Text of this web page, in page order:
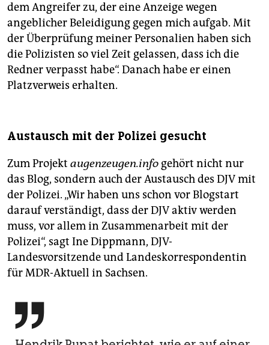
dem Angreifer zu, der eine Anzeige wegen
angeblicher Beleidigung gegen mich aufgab. Mit
der Überprüfung meiner Personalien haben sich
die Polizisten so viel Zeit gelassen, dass ich die
Redner verpasst habe“. Danach habe er einen
Platzverweis erhalten.
Austausch mit der Polizei gesucht
Zum Projekt augenzeugen.info gehört nicht nur
das Blog, sondern auch der Austausch des DJV mit
der Polizei. „Wir haben uns schon vor Blogstart
darauf verständigt, dass der DJV aktiv werden
muss, vor allem in Zusammenarbeit mit der
Polizei“, sagt Ine Dippmann, DJV-
Landesvorsitzende und Landeskorrespondentin
für MDR-Aktuell in Sachsen.
